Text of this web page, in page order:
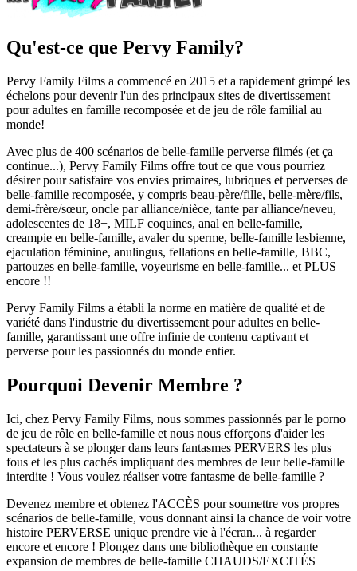
Qu'est-ce que Pervy Family?
Pervy Family Films a commencé en 2015 et a rapidement grimpé les
échelons pour devenir l'un des principaux sites de divertissement
pour adultes en famille recomposée et de jeu de rôle familial au
monde!
Avec plus de 400 scénarios de belle-famille perverse filmés (et ça
continue...), Pervy Family Films offre tout ce que vous pourriez
désirer pour satisfaire vos envies primaires, lubriques et perverses de
belle-famille recomposée, y compris beau-père/fille, belle-mère/fils,
demi-frère/sœur, oncle par alliance/nièce, tante par alliance/neveu,
adolescentes de 18+, MILF coquines, anal en belle-famille,
creampie en belle-famille, avaler du sperme, belle-famille lesbienne,
ejaculation féminine, anulingus, fellations en belle-famille, BBC,
partouzes en belle-famille, voyeurisme en belle-famille... et PLUS
encore !!
Pervy Family Films a établi la norme en matière de qualité et de
variété dans l'industrie du divertissement pour adultes en belle-
famille, garantissant une offre infinie de contenu captivant et
perverse pour les passionnés du monde entier.
Pourquoi Devenir Membre ?
Ici, chez Pervy Family Films, nous sommes passionnés par le porno
de jeu de rôle en belle-famille et nous nous efforçons d'aider les
spectateurs à se plonger dans leurs fantasmes PERVERS les plus
fous et les plus cachés impliquant des membres de leur belle-famille
interdite ! Vous voulez réaliser votre fantasme de belle-famille ?
Devenez membre et obtenez l'ACCÈS pour soumettre vos propres
scénarios de belle-famille, vous donnant ainsi la chance de voir votre
histoire PERVERSE unique prendre vie à l'écran... à regarder
encore et encore ! Plongez dans une bibliothèque en constante
expansion de membres de belle-famille CHAUDS/EXCITÉS